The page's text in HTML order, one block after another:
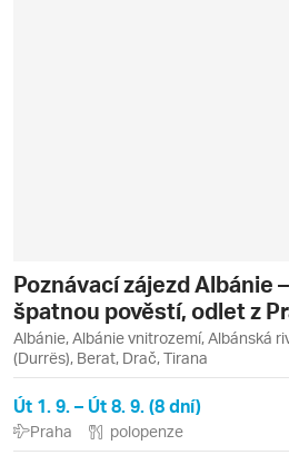
Poznávací zájezd Albánie
špatnou pověstí, odlet z
Albánie, Albánie vnitrozemí, Albánská
(Durrës), Berat, Drač, Tirana
Út 1. 9. – Út 8. 9. (8 dní)
Praha polopenze